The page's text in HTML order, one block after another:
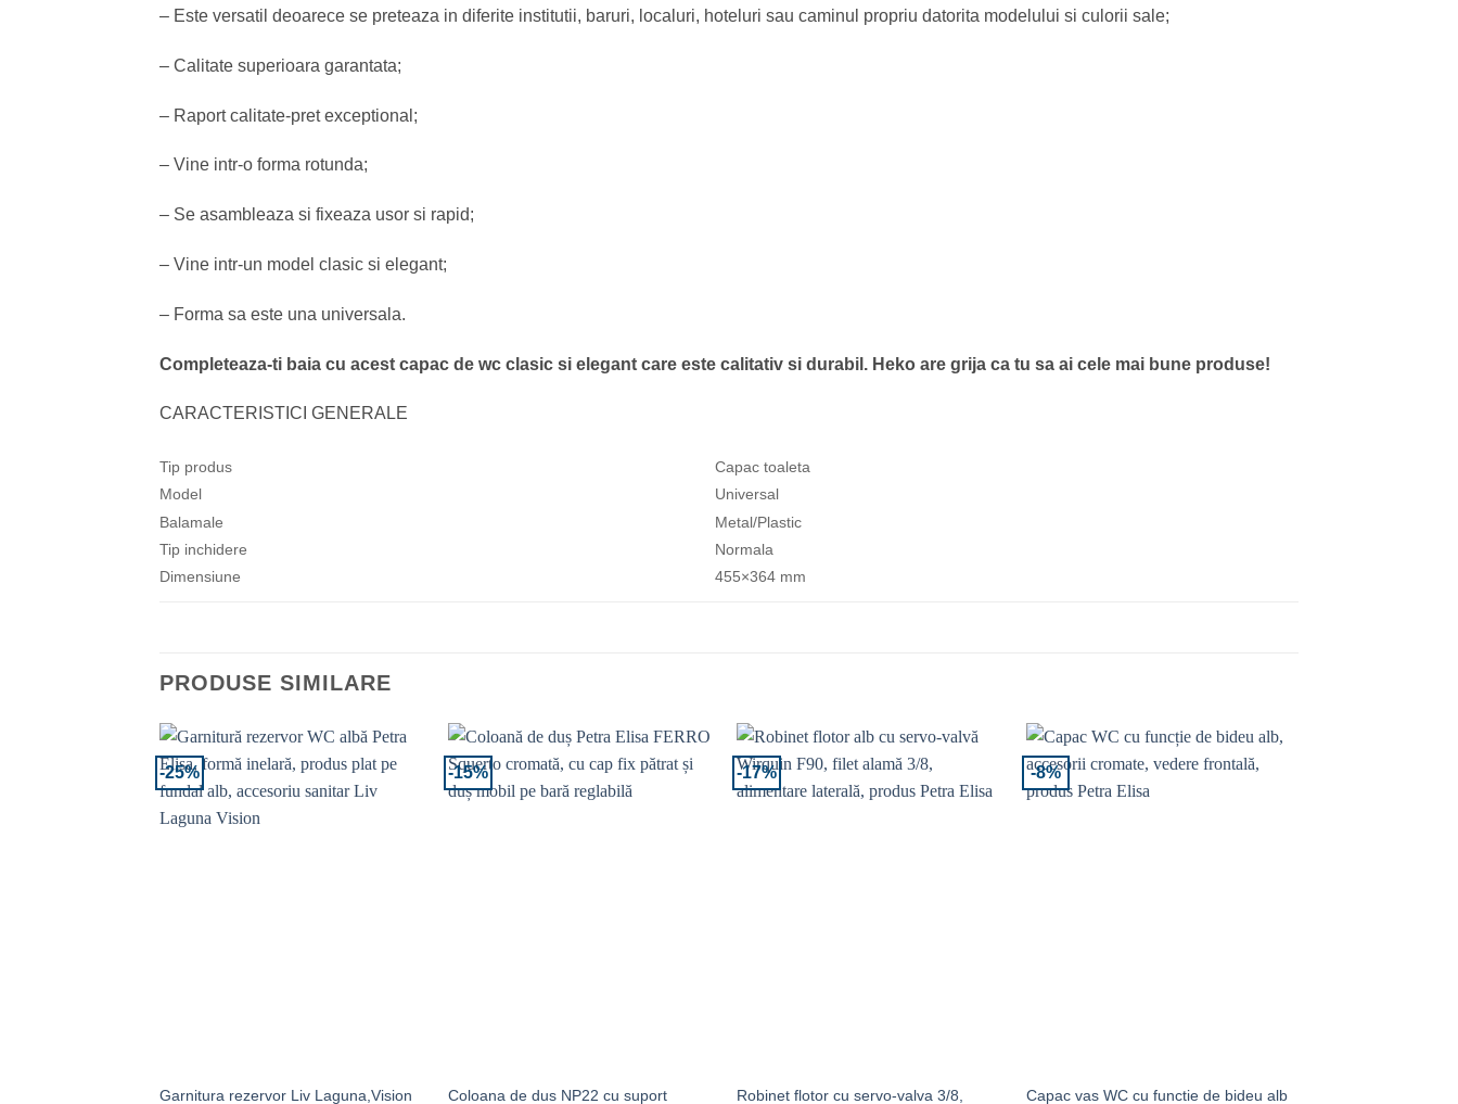
– Este versatil deoarece se preteaza in diferite institutii, baruri, localuri, hoteluri sau caminul propriu datorita modelului si culorii sale;
– Calitate superioara garantata;
– Raport calitate-pret exceptional;
– Vine intr-o forma rotunda;
– Se asambleaza si fixeaza usor si rapid;
– Vine intr-un model clasic si elegant;
– Forma sa este una universala.
Completeaza-ti baia cu acest capac de wc clasic si elegant care este calitativ si durabil. Heko are grija ca tu sa ai cele mai bune produse!
CARACTERISTICI GENERALE
Tip produs
Model
Balamale
Tip inchidere
Dimensiune
Capac toaleta
Universal
Metal/Plastic
Normala
455×364 mm
PRODUSE SIMILARE
-25%
Adaugă la Favorite
Garnitura rezervor Liv Laguna,Vision
-15%
Adaugă la Favorite
Coloana de dus NP22 cu suport
-17%
Adaugă la Favorite
Robinet flotor cu servo-valva 3/8,
-8%
Capac vas WC cu functie de bideu alb